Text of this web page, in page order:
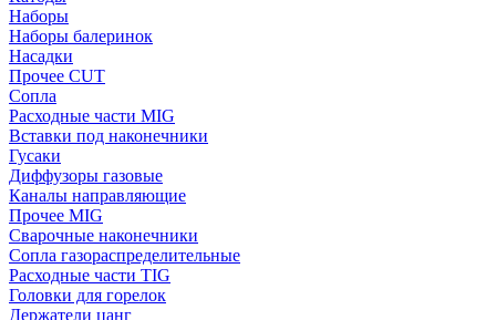
Наборы
Наборы балеринок
Насадки
Прочее CUT
Сопла
Расходные части MIG
Вставки под наконечники
Гусаки
Диффузоры газовые
Каналы направляющие
Прочее MIG
Сварочные наконечники
Сопла газораспределительные
Расходные части TIG
Головки для горелок
Держатели цанг